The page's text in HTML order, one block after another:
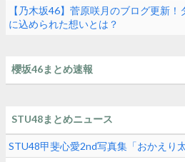
【乃木坂46】菅原咲月のブログ更新！
に込められた想いとは？
櫻坂46まとめ速報
STU48まとめニュース
STU48甲斐心愛2nd写真集「おかえり